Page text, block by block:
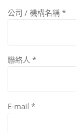
公司 / 機構名稱 *
聯絡人 *
E-mail *